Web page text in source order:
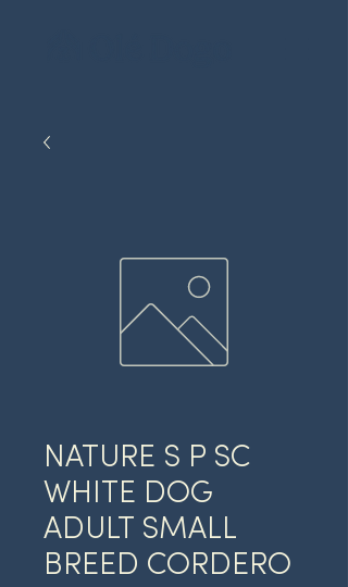
NATURE S P SC
WHITE DOG
ADULT SMALL
BREED CORDERO